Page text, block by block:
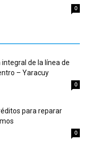
0
de la línea de
– Yaracuy
0
para reparar
0